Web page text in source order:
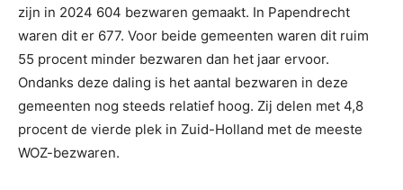
zijn in 2024 604 bezwaren gemaakt. In Papendrecht
waren dit er 677. Voor beide gemeenten waren dit ruim
55 procent minder bezwaren dan het jaar ervoor.
Ondanks deze daling is het aantal bezwaren in deze
gemeenten nog steeds relatief hoog. Zij delen met 4,8
procent de vierde plek in Zuid-Holland met de meeste
WOZ-bezwaren.